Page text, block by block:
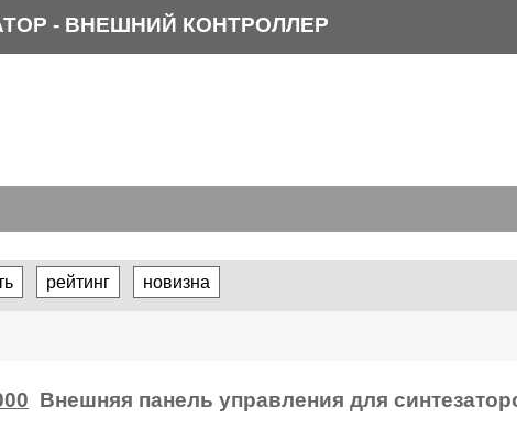
- ВНЕШНИЙ КОНТРОЛЛЕР
рейтинг новизна
Внешняя панель управления для